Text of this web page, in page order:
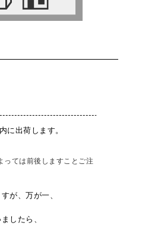
に出荷します。
っては前後しますことご注
が、万が一、
したら、